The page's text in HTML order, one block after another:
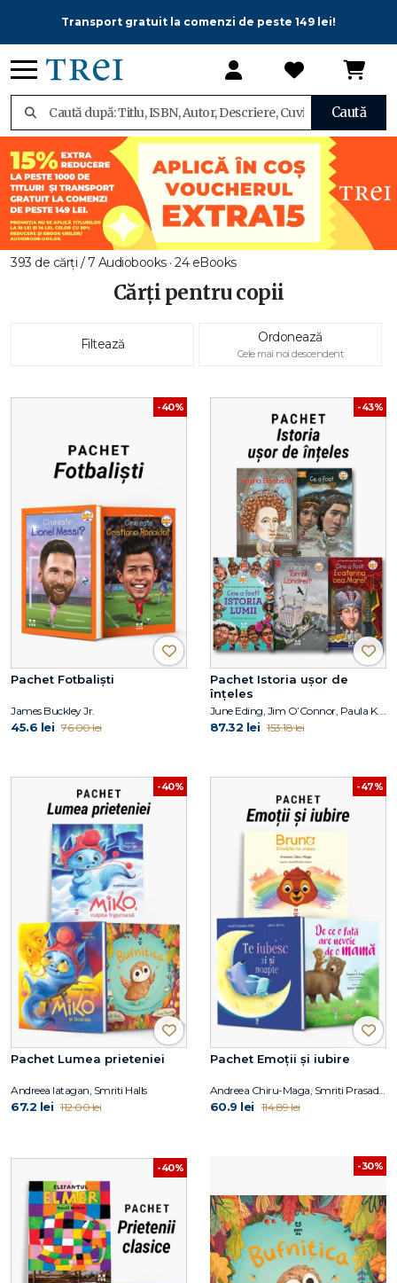
Transport gratuit la comenzi de peste 149 lei!
Caută
393 de cărți / 7 Audiobooks · 24 eBooks
Cărți pentru copii
Filtează Ordonează
Cele mai noi descendent
-40%
Pachet Fotbaliști
James Buckley Jr.
45.6 lei 76.00 lei
-43%
Pachet Istoria ușor de
înțeles
June Eding, Jim O’Connor, Paula K. Manzanero, Janet B. Pascal, Pam Pollack, Meg Belviso
87.32 lei 153.18 lei
-40%
Pachet Lumea prieteniei
Andreea Iatagan, Smriti Halls
67.2 lei 112.00 lei
-47%
Pachet Emoții și iubire
Andreea Chiru-Maga, Smriti Prasadam-Halls, Alison Brown, Gregory E. Lang
60.9 lei 114.89 lei
-40% -30%